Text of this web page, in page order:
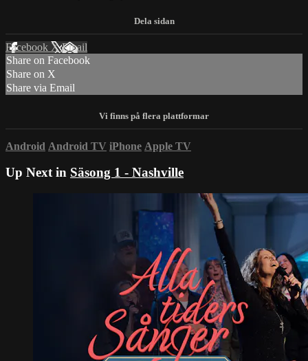
Facebook XEmail
Share on Facebook
Share on X
Share via Email
Android Android TV iPhone Apple TV
Up Next in Säsong 1 - Nashville